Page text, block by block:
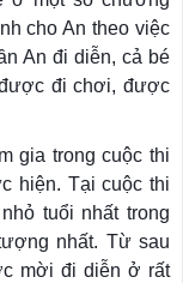
cho An theo việc
An đi diễn, cả bé
đi chơi, được
gia trong cuộc thi
hiện. Tại cuộc thi
tuổi nhất trong
nhất. Từ sau
mời đi diễn ở rất